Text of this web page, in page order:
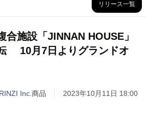
リリース一覧
合施設「JINNAN HOUSE」
10月7日よりグランドオ
Inc. 商品 2023年10月11日 18:00